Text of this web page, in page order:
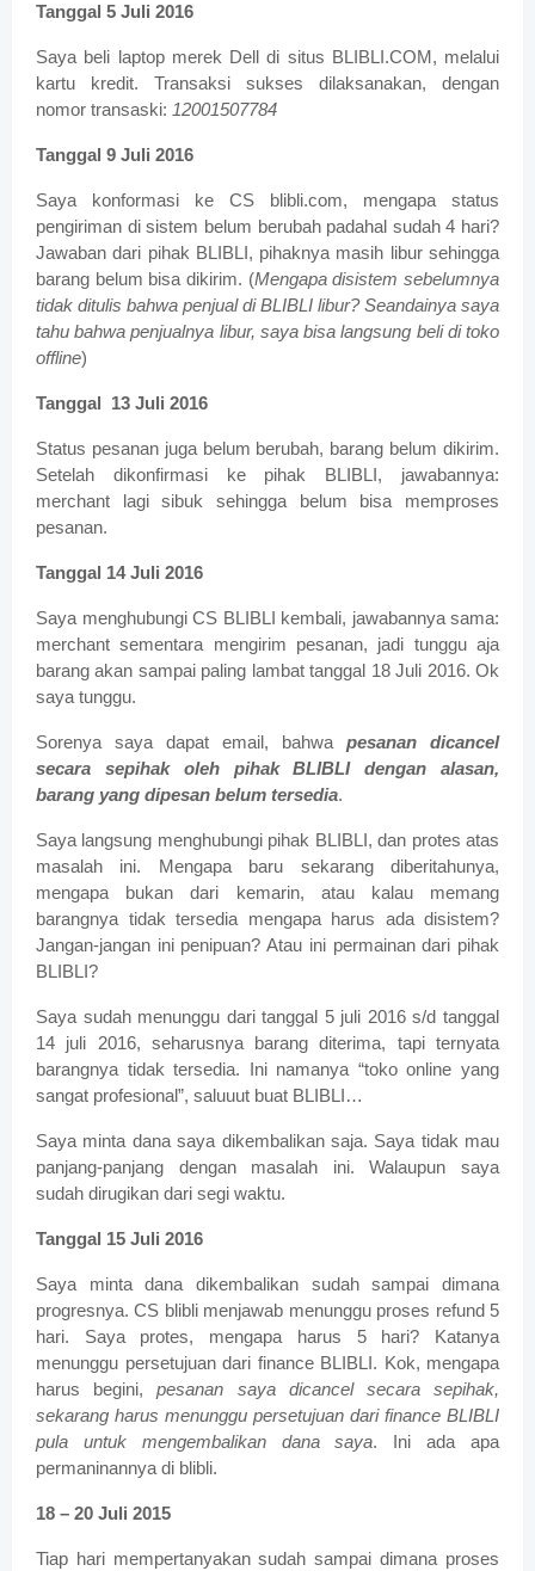
Tanggal 5 Juli 2016
Saya beli laptop merek Dell di situs BLIBLI.COM, melalui
kartu kredit. Transaksi sukses dilaksanakan, dengan
nomor transaski: 12001507784
Tanggal 9 Juli 2016
Saya konformasi ke CS blibli.com, mengapa status
pengiriman di sistem belum berubah padahal sudah 4 hari?
Jawaban dari pihak BLIBLI, pihaknya masih libur sehingga
barang belum bisa dikirim. (Mengapa disistem sebelumnya
tidak ditulis bahwa penjual di BLIBLI libur? Seandainya saya
tahu bahwa penjualnya libur, saya bisa langsung beli di toko
offline)
Tanggal 13 Juli 2016
Status pesanan juga belum berubah, barang belum dikirim.
Setelah dikonfirmasi ke pihak BLIBLI, jawabannya:
merchant lagi sibuk sehingga belum bisa memproses
pesanan.
Tanggal 14 Juli 2016
Saya menghubungi CS BLIBLI kembali, jawabannya sama:
merchant sementara mengirim pesanan, jadi tunggu aja
barang akan sampai paling lambat tanggal 18 Juli 2016. Ok
saya tunggu.
Sorenya saya dapat email, bahwa pesanan dicancel
secara sepihak oleh pihak BLIBLI dengan alasan,
barang yang dipesan belum tersedia.
Saya langsung menghubungi pihak BLIBLI, dan protes atas
masalah ini. Mengapa baru sekarang diberitahunya,
mengapa bukan dari kemarin, atau kalau memang
barangnya tidak tersedia mengapa harus ada disistem?
Jangan-jangan ini penipuan? Atau ini permainan dari pihak
BLIBLI?
Saya sudah menunggu dari tanggal 5 juli 2016 s/d tanggal
14 juli 2016, seharusnya barang diterima, tapi ternyata
barangnya tidak tersedia. Ini namanya “toko online yang
sangat profesional”, saluuut buat BLIBLI…
Saya minta dana saya dikembalikan saja. Saya tidak mau
panjang-panjang dengan masalah ini. Walaupun saya
sudah dirugikan dari segi waktu.
Tanggal 15 Juli 2016
Saya minta dana dikembalikan sudah sampai dimana
progresnya. CS blibli menjawab menunggu proses refund 5
hari. Saya protes, mengapa harus 5 hari? Katanya
menunggu persetujuan dari finance BLIBLI. Kok, mengapa
harus begini,pesanan saya dicancel secara sepihak,
sekarang harus menunggu persetujuan dari finance BLIBLI
pula untuk mengembalikan dana saya. Ini ada apa
permaninannya di blibli.
18 – 20 Juli 2015
Tiap hari mempertanyakan sudah sampai dimana proses